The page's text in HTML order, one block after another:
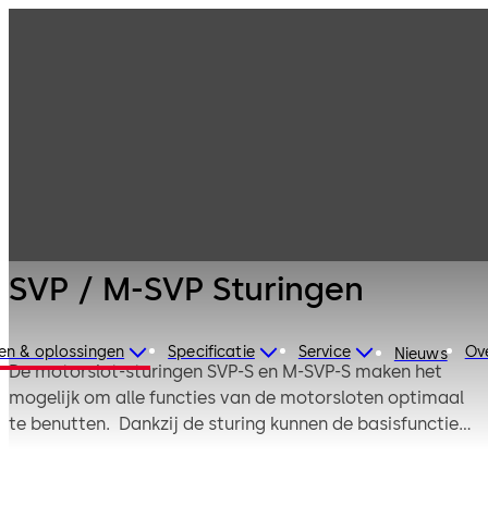
& oplossingen Specificatie Service Nieuws
SVP / M-SVP Sturingen
De motorslot-sturingen SVP-S en M-SVP-S maken het
mogelijk om alle functies van de motorsloten optimaal
te benutten. Dankzij de sturing kunnen de basisfuncties